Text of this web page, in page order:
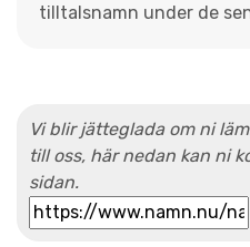
tilltalsnamn under de
Vi blir jätteglada om ni
till oss, här nedan kan ni
sidan.